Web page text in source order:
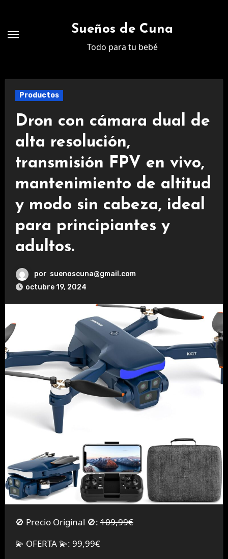
contenido
Sueños de Cuna
Todo para tu bebé
Productos
Dron con cámara dual de
alta resolución,
transmisión FPV en vivo,
mantenimiento de altitud
y modo sin cabeza, ideal
para principiantes y
adultos.
por suenoscuna@gmail.com
octubre 19, 2024
🚫 Precio Original 🚫:109,99€
💫 OFERTA 💫: 99,99€